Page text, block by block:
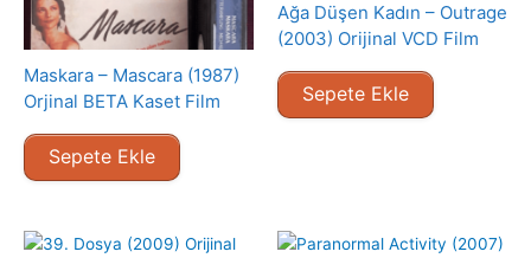
Maskara – Mascara (1987)
Orjinal BETA Kaset Film
Sepete Ekle
Ağa Düşen Kadın – Outrage
(2003) Orijinal VCD Film
Sepete Ekle